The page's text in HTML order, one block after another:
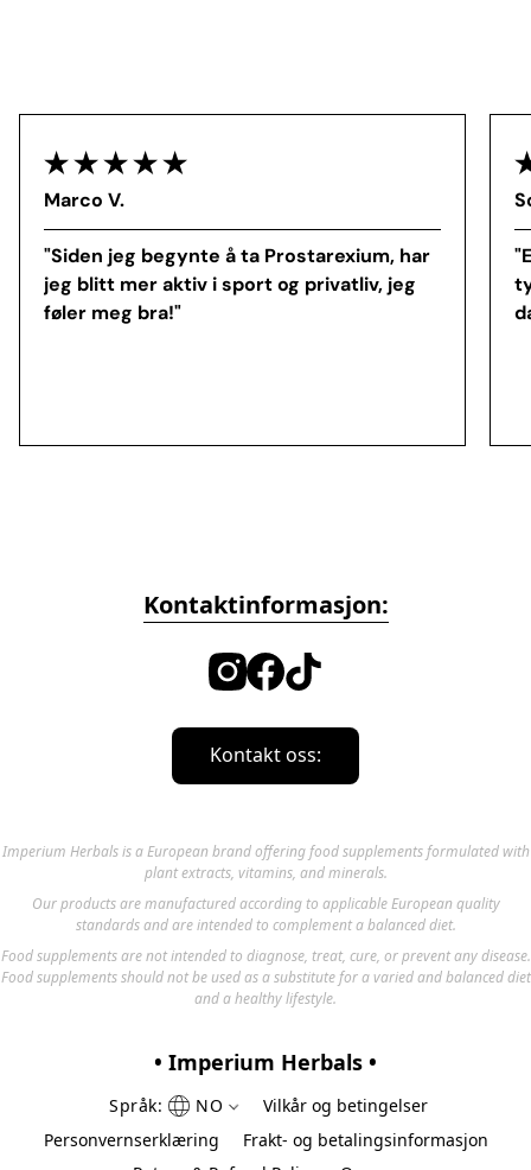
Marco V.
"Siden jeg begynte å ta Prostarexium, har
jeg blitt mer aktiv i sport og privatliv, jeg
føler meg bra!"
Kontaktinformasjon:
Kontakt oss:
Imperium Herbals is a European brand offering food supplements formulated with
plant extracts, vitamins, and minerals.
Our products are manufactured according to applicable European quality
standards and are intended to complement a balanced diet.
Food supplements are not intended to diagnose, treat, cure, or prevent any disease.
Food supplements should not be used as a substitute for a varied and balanced diet
and a healthy lifestyle.
• Imperium Herbals •
Språk: NO
Vilkår og betingelser
Personvernserklæring
Frakt- og betalingsinformasjon